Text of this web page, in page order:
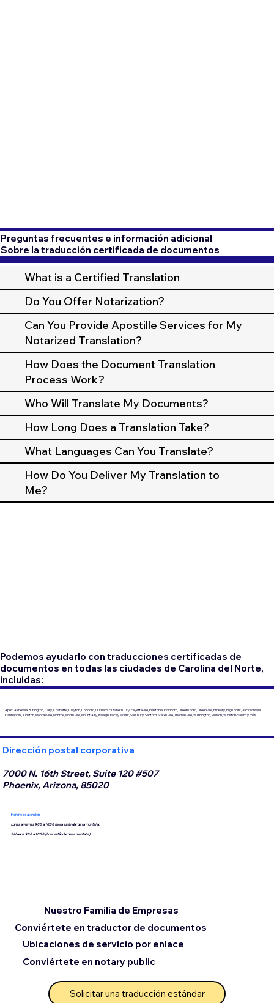
Preguntas frecuentes e información adicional
Sobre la traducción certificada de documentos
What is a Certified Translation
Do You Offer Notarization?
Can You Provide Apostille Services for My
Notarized Translation?
How Does the Document Translation
Process Work?
Who Will Translate My Documents?
How Long Does a Translation Take?
What Languages Can You Translate?
How Do You Deliver My Translation to
Me?
Podemos ayudarlo con traducciones certificadas de
documentos en todas las ciudades de Carolina del Norte,
incluidas:
Apex, Asheville, Burlington, Cary, Charlotte, Clayton, Concord, Durham, Elizabeth City, Fayetteville, Gastonia, Goldboro, Greensboro, Greenville, Hickory, High Point, Jacksonville,
Kannapolis, Kinston, Mooresville, Monroe, Morrisville, Mount Airy, Raleigh, Rocky Mount, Salisbury, Sanford, Statesville, Thomasville, Wilmington, Wilson, Winston-Salem y más.
Dirección postal corporativa
7000 N. 16th Street, Suite 120 #507
Phoenix, Arizona, 85020
Horario de atención
Lunes a viernes 9:00 a 18:00 (hora estándar de la montaña)
Sábados 9:00 a 18:00 (hora estándar de la montaña)
Conviértete en traductor de documentos
Ubicaciones de servicio por enlace
Nuestro Familia de Empresas
Conviértete en notary public
Solicitar una traducción estándar